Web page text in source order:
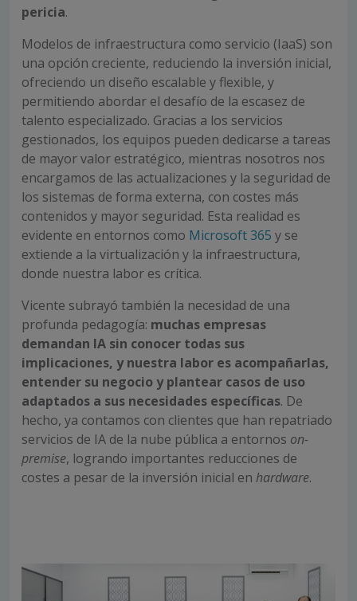
pericia.
Modelos de infraestructura como servicio (IaaS) son
una opción creciente, reduciendo la inversión inicial,
ofreciendo un diseño escalable y flexible, y
permitiendo abordar el desafío de la escasez de
talento especializado. Gracias a los servicios
gestionados, los equipos pueden dedicarse a tareas
de mayor valor estratégico, mientras nosotros nos
encargamos de las actualizaciones y la seguridad de
los sistemas de forma externa, con costes más
contenidos y mayor seguridad. Esta realidad es
evidente en entornos como Microsoft 365 y se
extiende a la virtualización y la infraestructura,
donde nuestra labor es crítica.
Vicente subrayó también la necesidad de una
profunda pedagogía: muchas empresas
demandan IA sin conocer todas sus
implicaciones, y nuestra labor es acompañarlas,
entender su negocio y plantear casos de uso
adaptados a sus necesidades específicas. De
hecho, ya contamos con clientes que han repatriado
servicios de IA de la nube pública a entornos on-
premise, logrando importantes reducciones de
costes a pesar de la inversión inicial en hardware.